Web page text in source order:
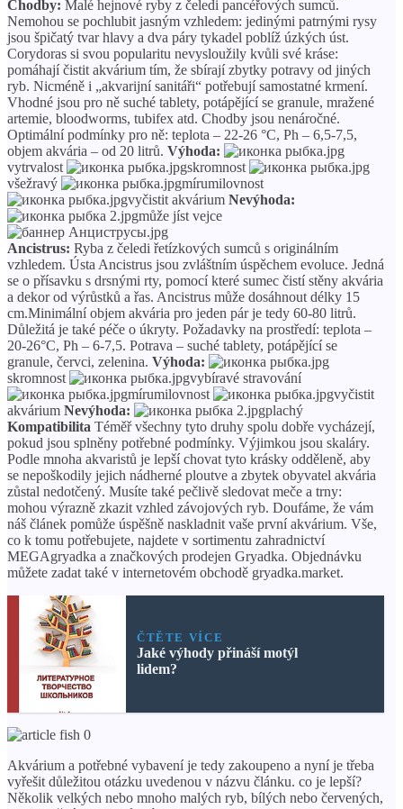
Chodby: Malé hejnové ryby z čeledi pancéřových sumců.
Nemohou se pochlubit jasným vzhledem: jedinými patrnými rysy
jsou špičatý tvar hlavy a dva páry tykadel poblíž úzkých úst.
Corydoras si svou popularitu nevysloužily kvůli své kráse:
pomáhají čistit akvárium tím, že sbírají zbytky potravy od jiných
ryb. Nicméně i „akvarijní sanitáři“ potřebují samostatné krmení.
Vhodné jsou pro ně suché tablety, potápějící se granule, mražené
artemie, bloodworms, tubifex atd. Chodby jsou nenáročné.
Optimální podmínky pro ně: teplota – 22-26 °C, Ph – 6,5-7,5,
objem akvária – od 20 litrů. Výhoda:
vytrvalost
skromnost
všežravý
mírumilovnost
vyčistit akvárium Nevýhoda:
může jíst vejce
Ancistrus: Ryba z čeledi řetízkových sumců s originálním
vzhledem. Ústa Ancistrus jsou zvláštním úspěchem evoluce. Jedná
se o přísavku s drsnými rty, pomocí které sumec čistí stěny akvária
a dekor od výrůstků a řas. Ancistrus může dosáhnout délky 15
cm.Minimální objem akvária pro jeden pár je tedy 60-80 litrů.
Důležitá je také péče o úkryty. Požadavky na prostředí: teplota –
20-26°C, Ph – 6-7,5. Potrava – suché tablety, potápějící se
granule, červci, zelenina. Výhoda:
skromnost
vybíravé stravování
mírumilovnost
vyčistit
akvárium Nevýhoda:
plachý
Kompatibilita Téměř všechny tyto druhy spolu dobře vycházejí,
pokud jsou splněny potřebné podmínky. Výjimkou jsou skaláry.
Podle mnoha akvaristů je lepší chovat tyto krásky odděleně, aby
se nepoškodily jejich nádherné ploutve a zbytek obyvatel akvária
zůstal nedotčený. Musíte také pečlivě sledovat meče a trny:
mohou výrazně zkazit vzhled závojových ryb. Doufáme, že vám
náš článek pomůže úspěšně naskladnit vaše první akvárium. Vše,
co k tomu potřebujete, najdete v sortimentu zahradnictví
MEGAgryadka a značkových prodejen Gryadka. Objednávku
můžete zadat také v internetovém obchodě gryadka.market.
ČTĚTE VÍCE
Jaké výhody přináší motýl
lidem?
Akvárium a potřebné vybavení je tedy zakoupeno a nyní je třeba
vyřešit důležitou otázku uvedenou v názvu článku. co je lepší?
Několik velkých nebo mnoho malých ryb, bílých nebo červených,